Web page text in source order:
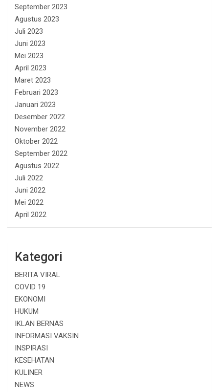
September 2023
Agustus 2023
Juli 2023
Juni 2023
Mei 2023
April 2023
Maret 2023
Februari 2023
Januari 2023
Desember 2022
November 2022
Oktober 2022
September 2022
Agustus 2022
Juli 2022
Juni 2022
Mei 2022
April 2022
Kategori
BERITA VIRAL
COVID 19
EKONOMI
HUKUM
IKLAN BERNAS
INFORMASI VAKSIN
INSPIRASI
KESEHATAN
KULINER
NEWS